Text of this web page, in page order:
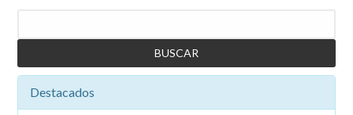
E-
Distribución
Sabadell
Destacados